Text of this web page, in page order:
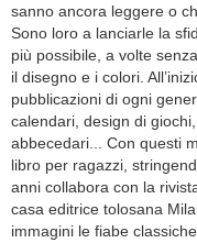
sanno ancora leggere o
Sono loro a lanciarle la
più possibile, a volte
il disegno e i colori.
pubblicazioni di ogni
calendari, design di
abbecedari... Con questi
libro per ragazzi,
anni collabora con la
casa editrice tolosana
immagini le fiabe